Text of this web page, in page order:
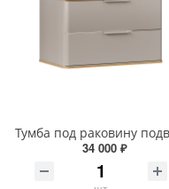
34 000 ₽